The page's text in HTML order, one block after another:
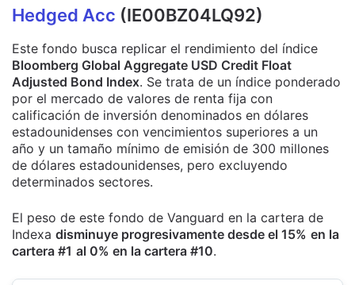
Hedged Acc (IE00BZ04LQ92)
Este fondo busca replicar el rendimiento del índice
Bloomberg Global Aggregate USD Credit Float
Adjusted Bond Index. Se trata de un índice ponderado
por el mercado de valores de renta fija con
calificación de inversión denominados en dólares
estadounidenses con vencimientos superiores a un
año y un tamaño mínimo de emisión de 300 millones
de dólares estadounidenses, pero excluyendo
determinados sectores.
El peso de este fondo de Vanguard en la cartera de
Indexa disminuye progresivamente desde el 15% en la
cartera #1 al 0% en la cartera #10.